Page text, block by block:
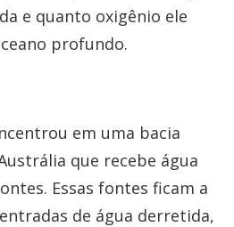
e quanto oxigênio ele
profundo.
em uma bacia
que recebe água
Essas fontes ficam a
de água derretida,